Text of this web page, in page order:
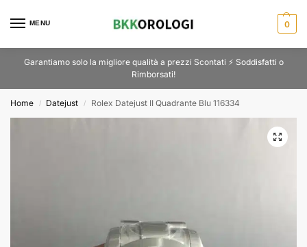
MENU 0
Garantiamo solo la migliore qualità a prezzi Scontati ⚡ Soddisfatti o
Rimborsati!
Home / Datejust / Rolex Datejust II Quadrante Blu 116334